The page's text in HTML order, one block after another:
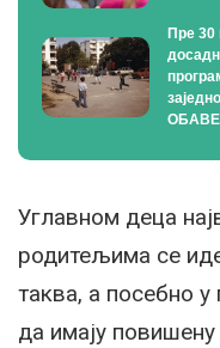
Пре 30
Углавном деца
родитељима се
таква, а посебно
да имају